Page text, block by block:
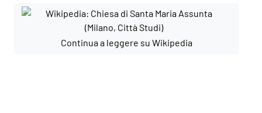
Continua a leggere su Wikipedia